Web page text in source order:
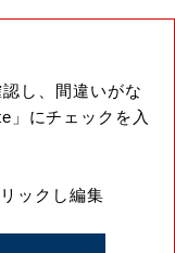
し、間違いがな
にチェックを入
ックし編集